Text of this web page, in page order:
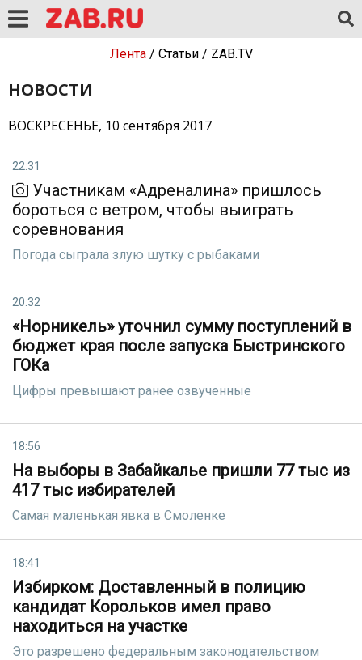
Лента/ Статьи/ ZAB.TV
НОВОСТИ
ВОСКРЕСЕНЬЕ, 10 сентября 2017
22:31
Участникам «Адреналина» пришлось
бороться с ветром, чтобы выиграть
соревнования
Погода сыграла злую шутку с рыбаками
20:32
«Норникель» уточнил сумму поступлений в
бюджет края после запуска Быстринского
ГОКа
Цифры превышают ранее озвученные
18:56
На выборы в Забайкалье пришли 77 тыс из
417 тыс избирателей
Самая маленькая явка в Смоленке
18:41
Избирком: Доставленный в полицию
кандидат Корольков имел право
находиться на участке
Это разрешено федеральным законодательством